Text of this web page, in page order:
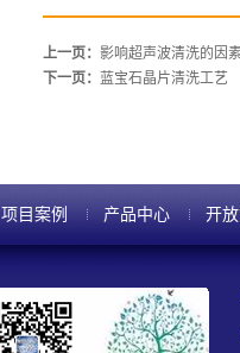
上一页： 影响超声波清洗的因
下一页： 蓝宝石晶片清洗工艺
项目案例 产品中心 开